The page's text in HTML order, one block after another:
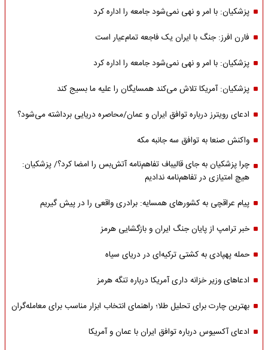
پزشکیان: با امر و نهی نمی‌شود جامعه را اداره کرد
فارن افرز: جنگ با ایران یک فاجعه تمام‌عیار است
پزشکیان: با امر و نهی نمی‌شود جامعه را اداره کرد
پزشکیان: آمریکا تلاش می‌کند همسایگان را علیه ما بسیج کند
ادعای رویترز درباره توافق ایران و عمان/محاصره دریایی برداشته می‌شود؟
واکنش صنعا به توافق سه جانبه مکه
چرا پزشکیان به جای قالیباف تفاهم‌نامه آتش‌بس را امضا کرد؟/ پزشکیان:
هیچ امتیازی در تفاهم‌نامه ندادیم
پیام عراقچی به کشورهای همسایه: برادری واقعی را در پیش گیریم
خبر ترامپ از پایان جنگ ایران و بازگشایی هرمز
حمله پهپادی به کشتی ترکیه‌ای در دریای سیاه
ادعاهای وزیر خزانه داری آمریکا درباره تنگه هرمز
بهترین چارت برای تحلیل طلا؛ راهنمای انتخاب ابزار مناسب برای معامله‌گران
ادعای آکسیوس درباره توافق ایران با عمان و آمریکا